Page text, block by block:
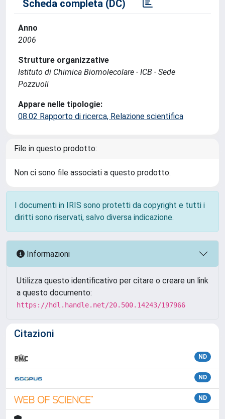
Scheda completa (DC)
Anno
2006
Strutture organizzative
Istituto di Chimica Biomolecolare - ICB - Sede
Pozzuoli
Appare nelle tipologie:
08.02 Rapporto di ricerca, Relazione scientifica
File in questo prodotto:
Non ci sono file associati a questo prodotto.
I documenti in IRIS sono protetti da copyright e tutti i
diritti sono riservati, salvo diversa indicazione.
Informazioni
Utilizza questo identificativo per citare o creare un link
a questo documento:
https://hdl.handle.net/20.500.14243/197966
Citazioni
ND
ND
ND